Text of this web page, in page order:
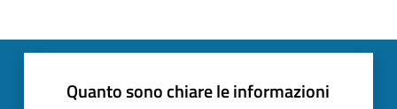
Quanto sono chiare le informazioni